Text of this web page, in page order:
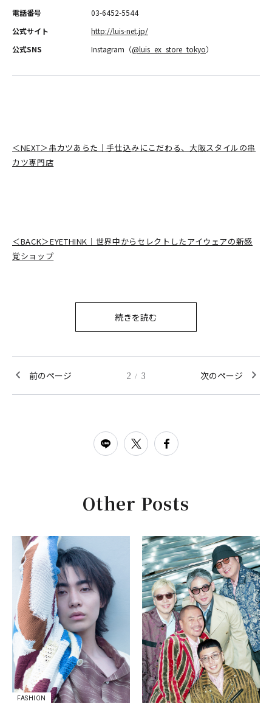
電話番号
03-6452-5544
公式サイト
http://luis-net.jp/
公式SNS
Instagram（@luis_ex_store_tokyo）
＜NEXT＞串カツあらた｜手仕込みにこだわる、大阪スタイルの串
カツ専門店
＜BACK＞EYETHINK｜世界中からセレクトしたアイウェアの新感
覚ショップ
続きを読む
前のページ 2 / 3 次のページ
Other Posts
FASHION